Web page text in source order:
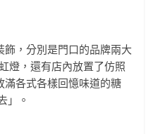
，分別是門口的品牌兩大
燈，還有店內放置了仿照
滿各式各樣回憶味道的糖
」。